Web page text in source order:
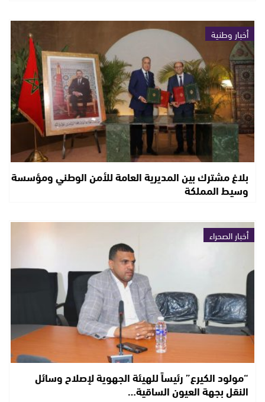
أخبار وطنية
بلاغ مشترك بين المديرية العامة للأمن الوطني ومؤسسة
وسيط المملكة
أخبار الصحراء
“مولود الكيرع” رئيساً للهيئة الجهوية لإصلاح وسائل
النقل بجهة العيون الساقية…